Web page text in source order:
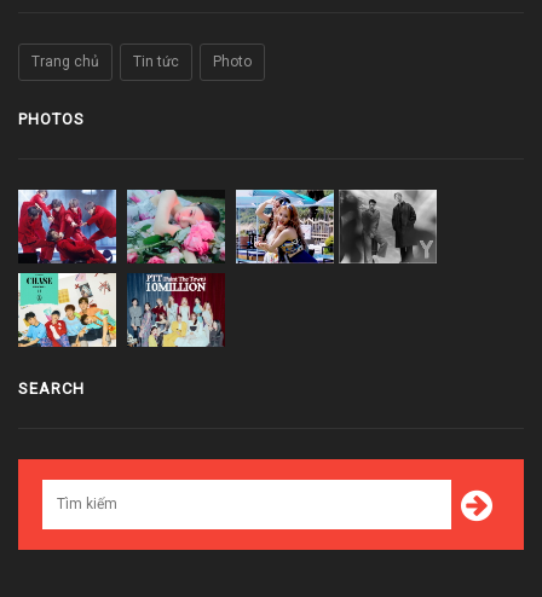
Trang chủ Tin tức Photo
PHOTOS
SEARCH